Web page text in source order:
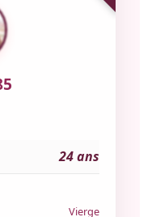
24 ans
Vierge